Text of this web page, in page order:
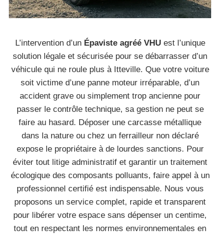
L’intervention d’un Épaviste agréé VHUest l’unique
solution légale et sécurisée pour se débarrasser d’un
véhicule qui ne roule plus à Itteville. Que votre voiture
soit victime d’une panne moteur irréparable, d’un
accident grave ou simplement trop ancienne pour
passer le contrôle technique, sa gestion ne peut se
faire au hasard. Déposer une carcasse métallique
dans la nature ou chez un ferrailleur non déclaré
expose le propriétaire à de lourdes sanctions. Pour
éviter tout litige administratif et garantir un traitement
écologique des composants polluants, faire appel à un
professionnel certifié est indispensable. Nous vous
proposons un service complet, rapide et transparent
pour libérer votre espace sans dépenser un centime,
tout en respectant les normes environnementales en